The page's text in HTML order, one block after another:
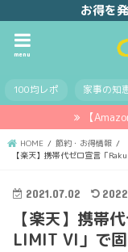
お得を
menu
100均レポ 家事の知
【
HOME
節約・お得情報
【楽天】携帯代ゼロ宣言「
2021.07.02
【楽天】携帯
LIMIT VI」で固